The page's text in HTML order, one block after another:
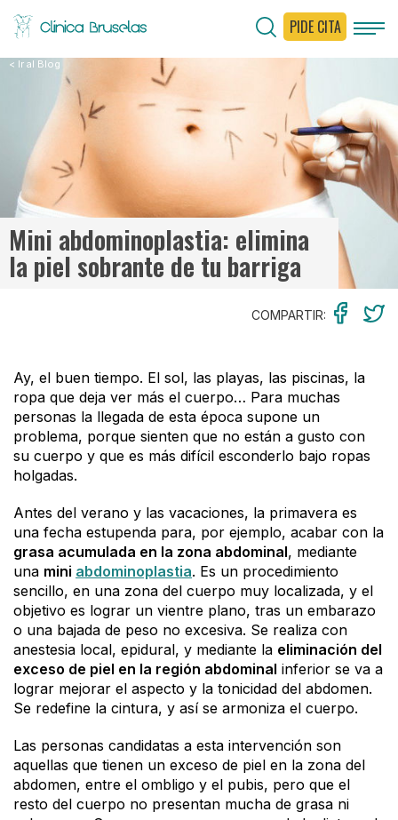
PIDE CITA
< Ir al Blog
Mini abdominoplastia: elimina
la piel sobrante de tu barriga
COMPARTIR:
Ay, el buen tiempo. El sol, las playas, las piscinas, la
ropa que deja ver más el cuerpo… Para muchas
personas la llegada de esta época supone un
problema, porque sienten que no están a gusto con
su cuerpo y que es más difícil esconderlo bajo ropas
holgadas.
Antes del verano y las vacaciones, la primavera es
una fecha estupenda para, por ejemplo, acabar con la
grasa acumulada en la zona abdominal, mediante
una mini abdominoplastia. Es un procedimiento
sencillo, en una zona del cuerpo muy localizada, y el
objetivo es lograr un vientre plano, tras un embarazo
o una bajada de peso no excesiva. Se realiza con
anestesia local, epidural, y mediante la eliminación del
exceso de piel en la región abdominal inferior se va a
lograr mejorar el aspecto y la tonicidad del abdomen.
Se redefine la cintura, y así se armoniza el cuerpo.
Las personas candidatas a esta intervención son
aquellas que tienen un exceso de piel en la zona del
abdomen, entre el ombligo y el pubis, pero que el
resto del cuerpo no presentan mucha de grasa ni